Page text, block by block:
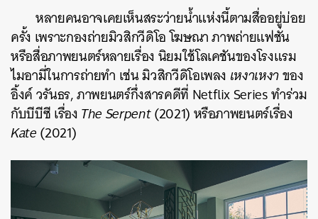
หลายคนอาจเคยเห็นสระว่ายน้ำแห่งนี้ตามสื่ออยู่บ่อย
ครั้ง เพราะกองถ่ายมิวสิกวีดิโอ โฆษณา ภาพถ่ายแฟชั่น
หรือสื่อภาพยนตร์หลายเรื่อง นิยมใช้โลเคชันของโรงแรม
ไมอามี่ในการถ่ายทำ เช่น มิวสิกวีดิโอเพลง เหงาเหงาของ
อิ้งค์ วรันธร, ภาพยนตร์กึ่งสารคดีที่ Netflix Series ทำร่วม
กับบีบีซี เรื่องThe Serpent(2021) หรือภาพยนตร์เรื่อง
Kate(2021)
SHARE TWEET LINE EMAIL